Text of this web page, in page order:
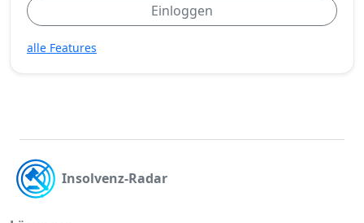
Einloggen
alle Features
Insolvenz-Radar